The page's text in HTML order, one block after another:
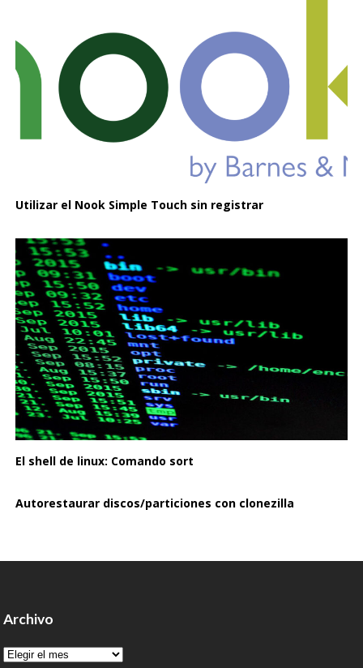
Utilizar el Nook Simple Touch sin registrar
El shell de linux: Comando sort
Autorestaurar discos/particiones con clonezilla
Archivo
Archivo